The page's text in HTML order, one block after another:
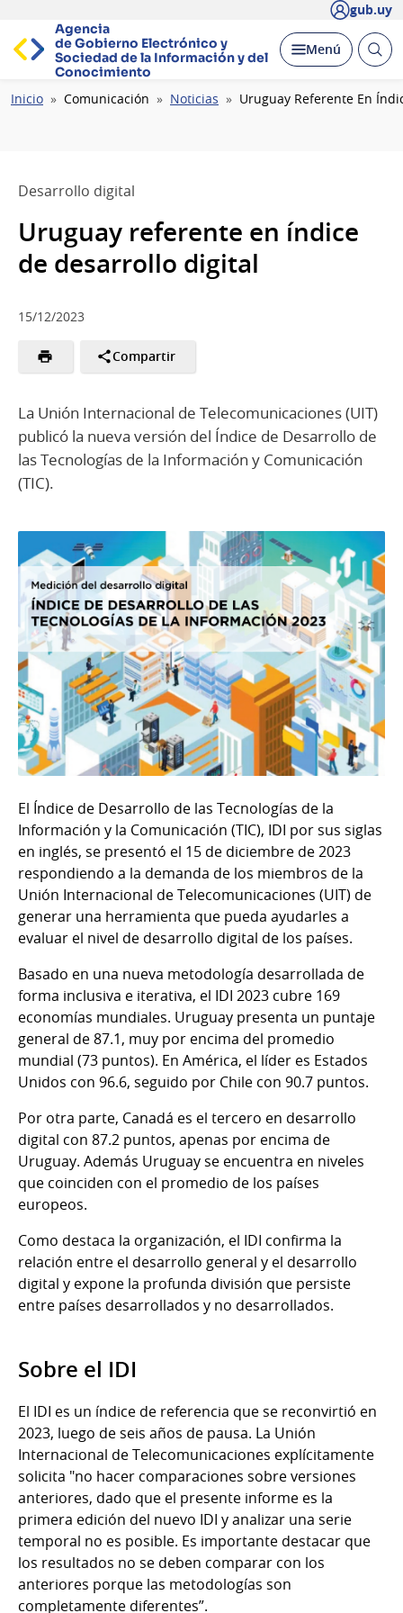
gub.uy
Agencia
de Gobierno Electrónico y
Sociedad de la Información y del
Conocimiento
Desplegar
Menú Abrir
Ruta
Inicio Comunicación Noticias Uruguay Referente En
Desarrollo digital
Uruguay referente en índice
de desarrollo digital
15/12/2023
Compartir
La Unión Internacional de Telecomunicaciones (UIT)
publicó la nueva versión del Índice de Desarrollo de
las Tecnologías de la Información y Comunicación
(TIC).
El Índice de Desarrollo de las Tecnologías de la
Información y la Comunicación (TIC), IDI por sus siglas
en inglés, se presentó el 15 de diciembre de 2023
respondiendo a la demanda de los miembros de la
Unión Internacional de Telecomunicaciones (UIT) de
generar una herramienta que pueda ayudarles a
evaluar el nivel de desarrollo digital de los países.
Basado en una nueva metodología desarrollada de
forma inclusiva e iterativa, el IDI 2023 cubre 169
economías mundiales. Uruguay presenta un puntaje
general de 87.1, muy por encima del promedio
mundial (73 puntos). En América, el líder es Estados
Unidos con 96.6, seguido por Chile con 90.7 puntos.
Por otra parte, Canadá es el tercero en desarrollo
digital con 87.2 puntos, apenas por encima de
Uruguay. Además Uruguay se encuentra en niveles
que coinciden con el promedio de los países
europeos.
Como destaca la organización, el IDI confirma la
relación entre el desarrollo general y el desarrollo
digital y expone la profunda división que persiste
entre países desarrollados y no desarrollados.
Sobre el IDI
El IDI es un índice de referencia que se reconvirtió en
2023, luego de seis años de pausa. La Unión
Internacional de Telecomunicaciones explícitamente
solicita "no hacer comparaciones sobre versiones
anteriores, dado que el presente informe es la
primera edición del nuevo IDI y analizar una serie
temporal no es posible. Es importante destacar que
los resultados no se deben comparar con los
anteriores porque las metodologías son
completamente diferentes”.